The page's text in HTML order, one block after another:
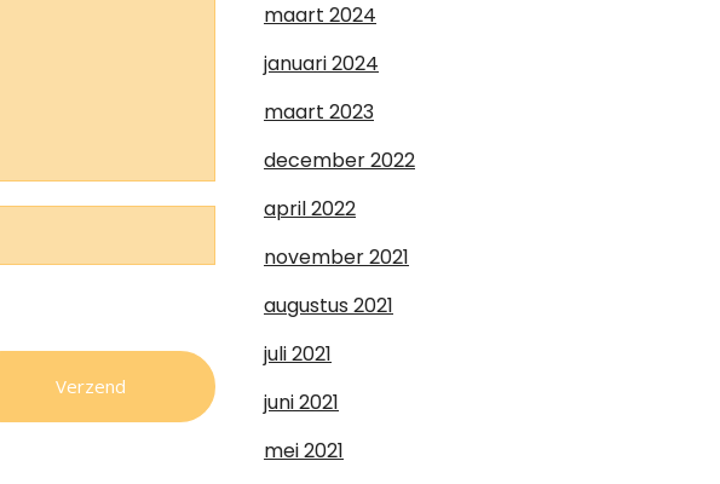
maart 2024
januari 2024
maart 2023
december 2022
april 2022
november 2021
augustus 2021
juli 2021
juni 2021
mei 2021